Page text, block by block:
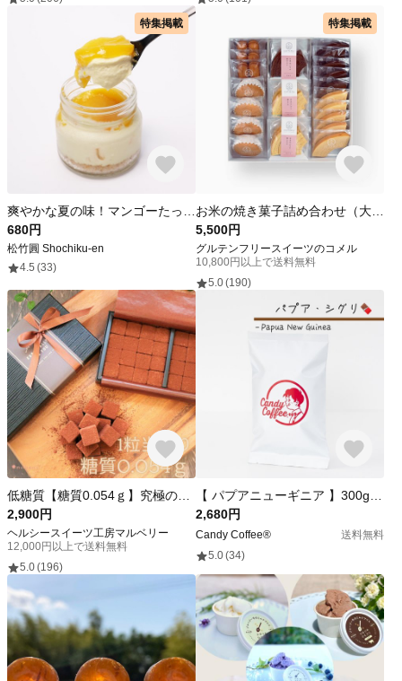
特集掲載
680円
松竹圓 Shochiku-en
4.5 (33)
特集掲載
5,500円
グルテンフリースイーツのコメル
10,800円以上で送料無料
5.0(190)
2,900円
ヘルシースイーツ工房マルベリー
12,000円以上で送料無料
5.0(196)
2,680円
Candy Coffee®︎
送料無料
5.0(34)